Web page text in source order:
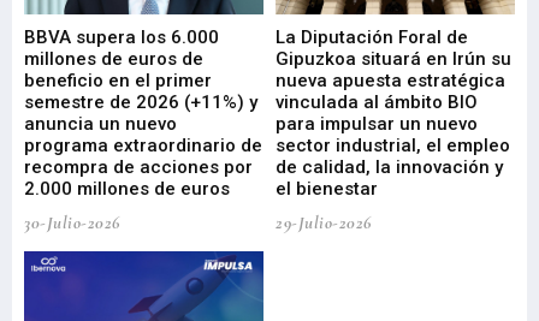
BBVA supera los 6.000
millones de euros de
beneficio en el primer
semestre de 2026 (+11%) y
anuncia un nuevo
programa extraordinario de
recompra de acciones por
2.000 millones de euros
30-Julio-2026
La Diputación Foral de
Gipuzkoa situará en Irún su
nueva apuesta estratégica
vinculada al ámbito BIO
para impulsar un nuevo
sector industrial, el empleo
de calidad, la innovación y
el bienestar
29-Julio-2026